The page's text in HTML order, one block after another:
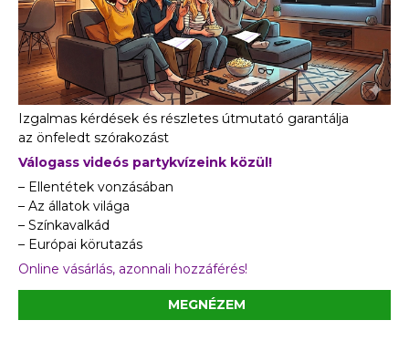
Izgalmas kérdések és részletes útmutató garantálja
az önfeledt szórakozást
Válogass videós partykvízeink közül!
– Ellentétek vonzásában
– Az állatok világa
– Színkavalkád
– Európai körutazás
Online vásárlás, azonnali hozzáférés!
MEGNÉZEM